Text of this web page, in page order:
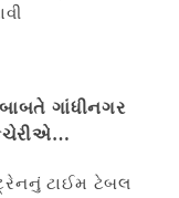
ગાંધીનગર